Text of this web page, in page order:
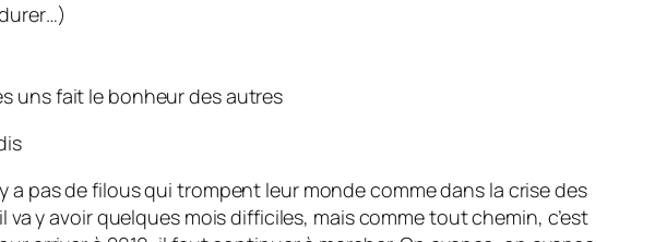
uns fait le bonheur des autres
a pas de filous qui trompent leur monde comme dans la crise des
va y avoir quelques mois difficiles, mais comme tout chemin, c’est